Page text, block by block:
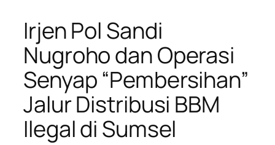
Irjen Pol Sandi
Nugroho dan Operasi
Senyap “Pembersihan”
Jalur Distribusi BBM
Ilegal di Sumsel